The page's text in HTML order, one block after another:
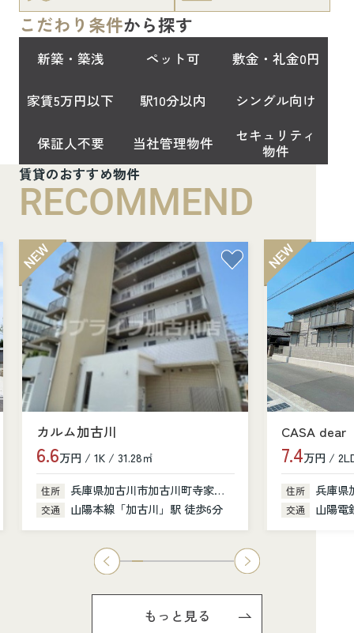
こだわり条件から探す
新築・築浅 ペット可 敷金・礼金0円
家賃5万円以下 駅10分以内 シングル向け
保証人不要 当社管理物件
セキュリティ
物件
賃貸のおすすめ物件
RECOMMEND
カルム加古川
6.6万円 / 1K / 31.28㎡
住所 兵庫県加古川市加古川町寺家町379-1
交通 山陽本線「加古川」駅 徒歩6分
CASA dear
7.4万円 /
住所 兵庫県
交通 山陽電
もっと見る